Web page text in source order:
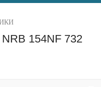
154NF 732